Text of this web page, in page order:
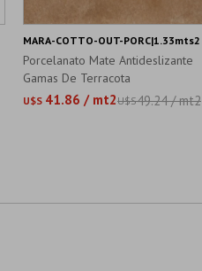
Porcelanato Mate Antideslizante
Gamas De Terracota
U$S 41.86 / mt2U$S49.24 / mt2
MARA-COTTO-OUT-PORC|1.33mts2